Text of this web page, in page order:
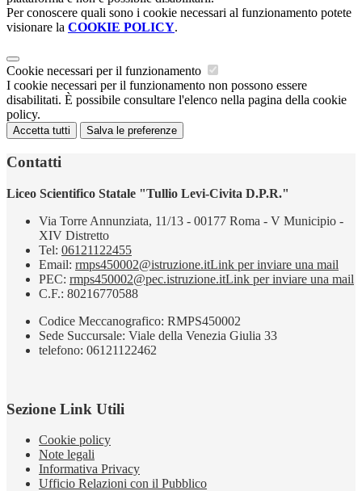
Per conoscere quali sono i cookie necessari al funzionamento potete
visionare la COOKIE POLICY.
Cookie necessari per il funzionamento
I cookie necessari per il funzionamento non possono essere
disabilitati. È possibile consultare l'elenco nella pagina della cookie
policy.
Accetta tutti Salva le preferenze
Contatti
Liceo Scientifico Statale "Tullio Levi-Civita D.P.R."
Via Torre Annunziata, 11/13 - 00177 Roma - V Municipio -
XIV Distretto
Tel: 06121122455
Email: rmps450002@istruzione.itLink per inviare una mail
PEC: rmps450002@pec.istruzione.itLink per inviare una mail
C.F.: 80216770588
Codice Meccanografico: RMPS450002
Sede Succursale: Viale della Venezia Giulia 33
telefono: 06121122462
Sezione Link Utili
Cookie policy
Note legali
Informativa Privacy
Ufficio Relazioni con il Pubblico